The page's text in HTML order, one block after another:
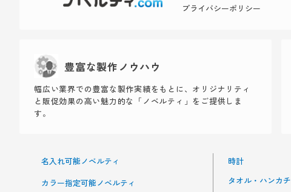
プライバシーポリシー
豊富な製作ノウハウ
幅広い業界での豊富な製作実績をもとに、オリジナリティ
と販促効果の高い魅力的な「ノベルティ」をご提供しま
す。
名入れ可能ノベルティ
カラー指定可能ノベルティ
時計
タオル・ハンカチ